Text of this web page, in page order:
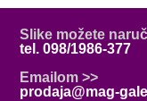
Slike možete
tel. 098/1986-377
Emailom >>
prodaja@mag-